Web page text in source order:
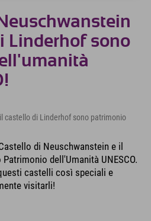
Linderhof sono
castello di Linderhof sono patrimonio
di Neuschwanstein e il
dell'Umanità UNESCO.
castelli così speciali e
visitarli!